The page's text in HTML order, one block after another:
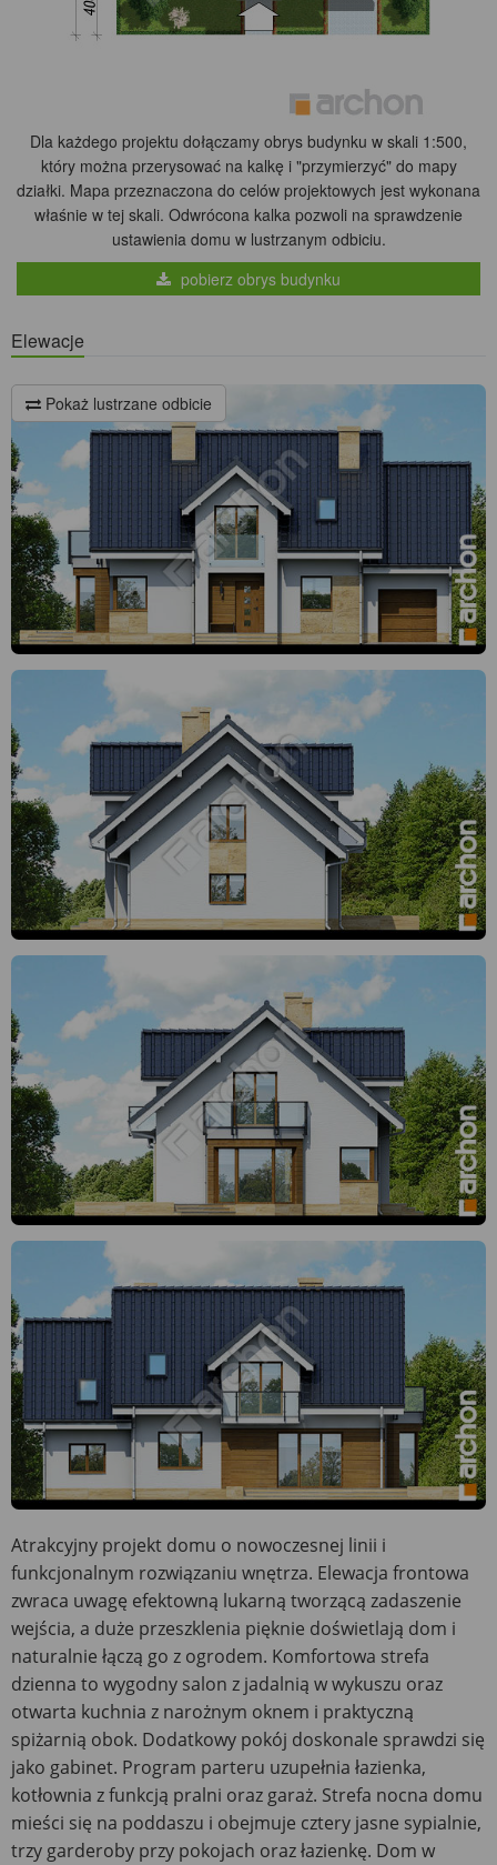
Dla każdego projektu dołączamy obrys budynku w skali 1:500,
który można przerysować na kalkę i "przymierzyć" do mapy
działki. Mapa przeznaczona do celów projektowych jest wykonana
właśnie w tej skali. Odwrócona kalka pozwoli na sprawdzenie
ustawienia domu w lustrzanym odbiciu.
pobierz obrys budynku
Elewacje
Pokaż lustrzane odbicie
Atrakcyjny projekt domu o nowoczesnej linii i
funkcjonalnym rozwiązaniu wnętrza. Elewacja frontowa
zwraca uwagę efektowną lukarną tworzącą zadaszenie
wejścia, a duże przeszklenia pięknie doświetlają dom i
naturalnie łączą go z ogrodem. Komfortowa strefa
dzienna to wygodny salon z jadalnią w wykuszu oraz
otwarta kuchnia z narożnym oknem i praktyczną
spiżarnią obok. Dodatkowy pokój doskonale sprawdzi się
jako gabinet. Program parteru uzupełnia łazienka,
kotłownia z funkcją pralni oraz garaż. Strefa nocna domu
mieści się na poddaszu i obejmuje cztery jasne sypialnie,
trzy garderoby przy pokojach oraz łazienkę. Dom w